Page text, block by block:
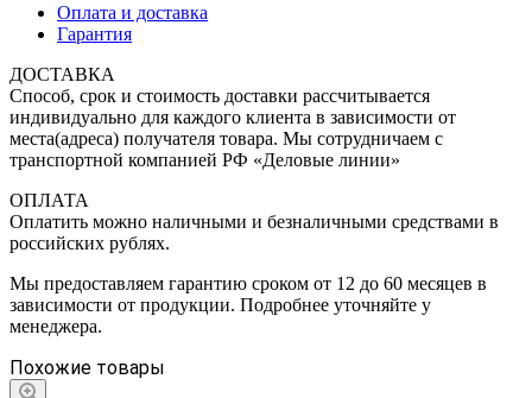
Оплата и доставка
Гарантия
ДОСТАВКА
Способ, срок и стоимость доставки рассчитывается
индивидуально для каждого клиента в зависимости от
места(адреса) получателя товара. Мы сотрудничаем с
транспортной компанией РФ «Деловые линии»
ОПЛАТА
Оплатить можно наличными и безналичными средствами в
российских рублях.
Мы предоставляем гарантию сроком от 12 до 60 месяцев в
зависимости от продукции. Подробнее уточняйте у
менеджера.
Похожие товары